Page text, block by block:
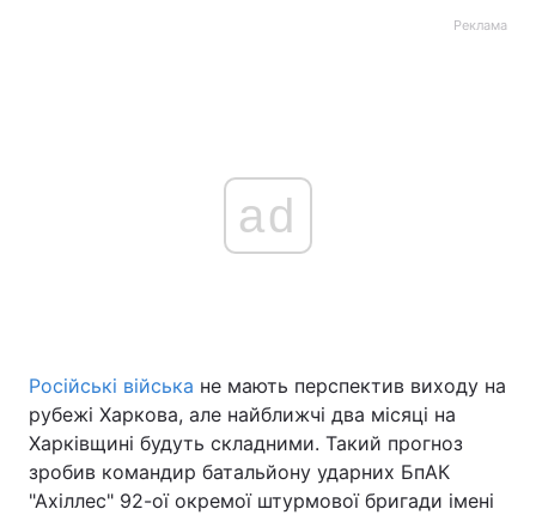
Реклама
ad
Російські війська не мають перспектив виходу на
рубежі Харкова, але найближчі два місяці на
Харківщині будуть складними. Такий прогноз
зробив командир батальйону ударних БпАК
"Ахіллес" 92-ої окремої штурмової бригади імені